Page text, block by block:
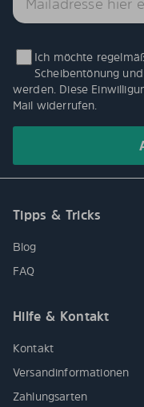
Ich möchte
Scheibentönung
werden. Diese
Mail widerrufen.
Tipps & Tricks
Blog
FAQ
Hilfe & Kontakt
Kontakt
Versandinformationen
Zahlungsarten